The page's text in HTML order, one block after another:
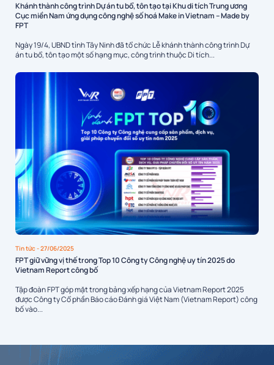
Khánh thành công trình Dự án tu bổ, tôn tạo tại Khu di tích Trung ương
Cục miền Nam ứng dụng công nghệ số hoá Make in Vietnam – Made by
FPT
Ngày 19/4, UBND tỉnh Tây Ninh đã tổ chức Lễ khánh thành công trình Dự
án tu bổ, tôn tạo một số hạng mục, công trình thuộc Di tích...
Tin tức- 27/06/2025
FPT giữ vững vị thế trong Top 10 Công ty Công nghệ uy tín 2025 do
Vietnam Report công bố
Tập đoàn FPT góp mặt trong bảng xếp hạng của Vietnam Report 2025
được Công ty Cổ phần Báo cáo Đánh giá Việt Nam (Vietnam Report) công
bố vào...